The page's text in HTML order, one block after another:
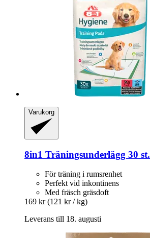
Varukorg
8in1 Träningsunderlägg 30 st.
För träning i rumsrenhet
Perfekt vid inkontinens
Med fräsch gräsdoft
169 kr (121 kr / kg)
Leverans till 18. augusti